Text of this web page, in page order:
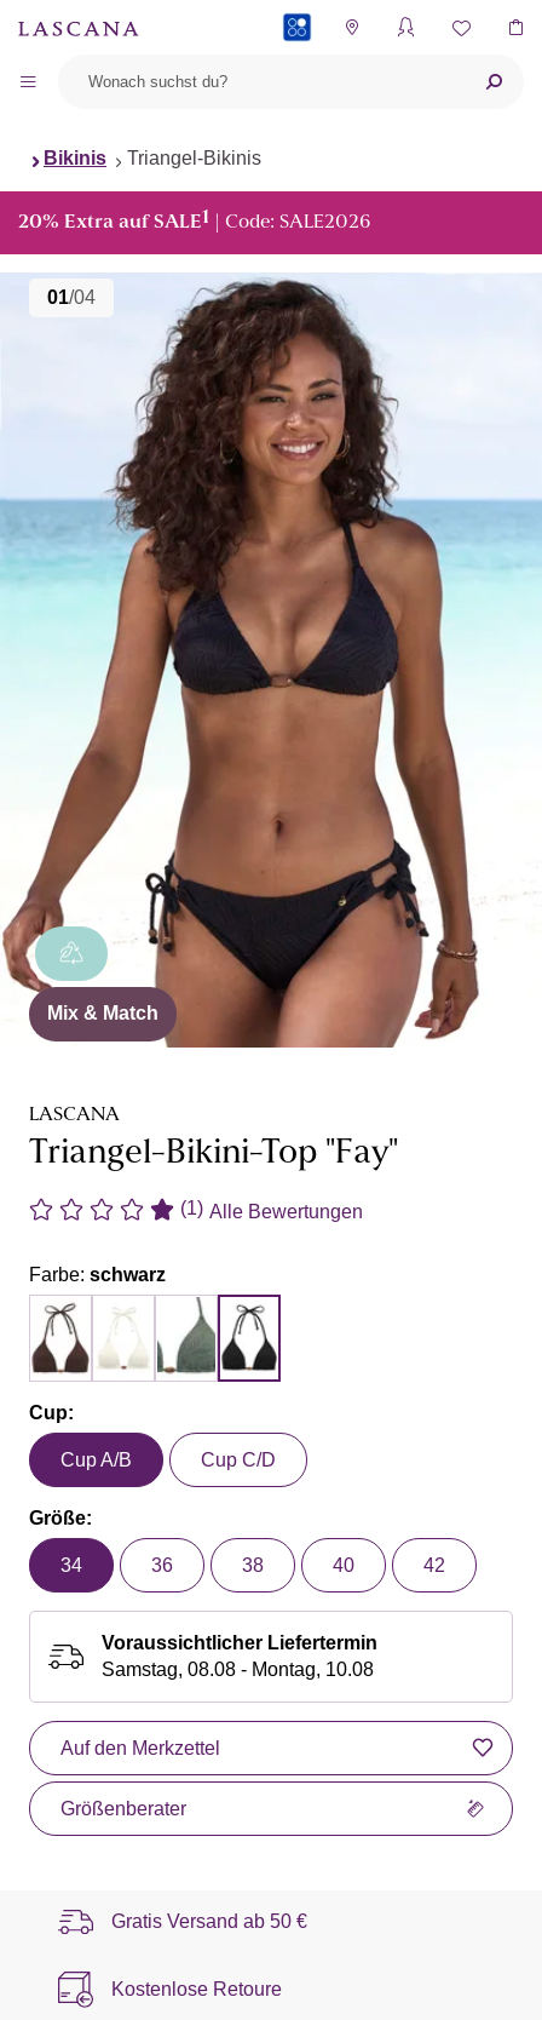
Bikinis Triangel-Bikinis
20% Extra auf SALE1 | Code: SALE2026
01/04
Mix & Match
LASCANA
Triangel-Bikini-Top "Fay"
(1) Alle Bewertungen
Farbe: schwarz
Cup:
Cup A/B Cup C/D
Größe:
34 36 38 40 42
Voraussichtlicher Liefertermin
Samstag, 08.08 - Montag, 10.08
Auf den Merkzettel
Größenberater
Gratis Versand ab 50 €
Kostenlose Retoure